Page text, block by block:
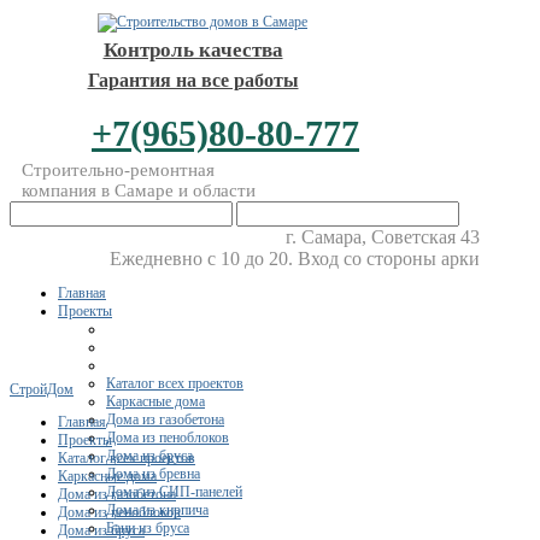
Контроль качества
Гарантия на все работы
+7(965)80-80-777
Строительно-ремонтная
компания в Самаре и области
г. Самара, Советская 43
Ежедневно с 10 до 20. Вход со стороны арки
Главная
Проекты
Каталог всех проектов
Каркасные дома
Дома из газобетона
Дома из пеноблоков
Дома из бруса
Дома из бревна
Дома из СИП-панелей
Дома из кирпича
Бани из бруса
СтройДом
Главная
Проекты
Каталог всех проектов
Каркасные дома
Дома из газобетона
Дома из пеноблоков
Дома из бруса